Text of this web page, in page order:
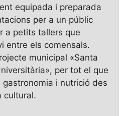
equipada i preparada
per a un públic
a petits tallers que
entre els comensals.
municipal «Santa
per tot el que
i nutrició des
cultural.